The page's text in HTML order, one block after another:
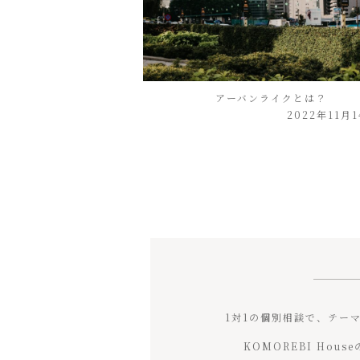
アーバンライクとは？
2022年11月
1対1の個別相談で、テー
KOMOREBI Houseの